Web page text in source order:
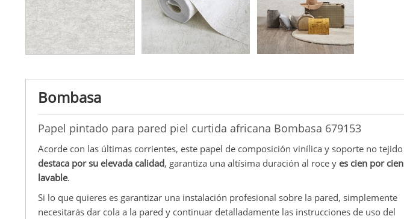
Bombasa
Papel pintado para pared piel curtida africana Bombasa 679153
Acorde con las últimas corrientes, este papel de composición vinílica y soporte no tejido
destaca por su elevada calidad, garantiza una altísima duración al roce y es cien por cien
lavable.
Si lo que quieres es garantizar una instalación profesional sobre la pared, simplemente
necesitarás dar cola a la pared y continuar detalladamente las instrucciones de uso del